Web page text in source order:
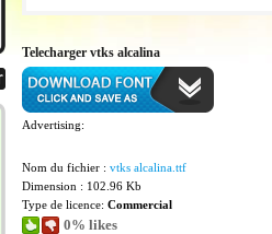
Telecharger vtks alcalina
Advertising:
Nom du fichier : vtks alcalina.ttf
Dimension : 102.96 Kb
Type de licence: Commercial
0% likes